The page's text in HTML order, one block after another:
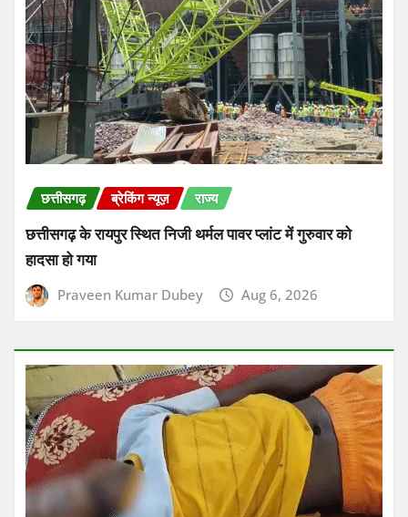
छत्तीसगढ़ ब्रेकिंग न्यूज़ राज्य
छत्तीसगढ़ के रायपुर स्थित निजी थर्मल पावर प्लांट में गुरुवार को
हादसा हो गया
Praveen Kumar Dubey Aug 6, 2026